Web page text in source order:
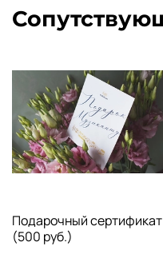
Подарочный сертификат
(500 руб.)